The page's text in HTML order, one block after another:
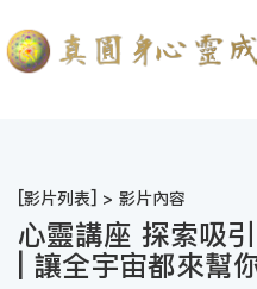
[影片列表] > 影片內容
心靈講座 探索吸
| 讓全宇宙都來幫